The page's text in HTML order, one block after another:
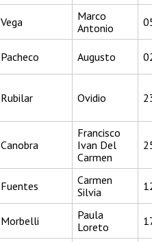
Vega
Marco
Antonio
Pacheco Augusto
Rubilar Ovidio
Canobra
Francisco
Ivan Del
Carmen
Fuentes
Carmen
Silvia
Morbelli
Paula
Loreto